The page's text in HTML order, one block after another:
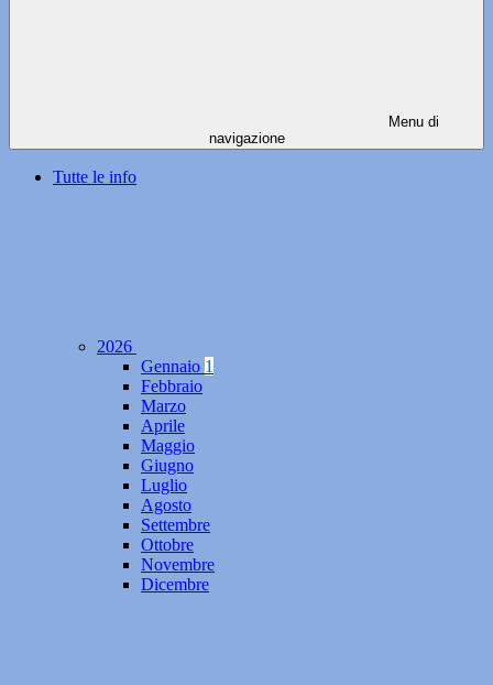
Menu di
navigazione
Tutte le info
2026
Gennaio 1
Febbraio
Marzo
Aprile
Maggio
Giugno
Luglio
Agosto
Settembre
Ottobre
Novembre
Dicembre